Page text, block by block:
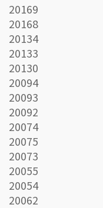
20169
20168
20134
20133
20130
20094
20093
20092
20074
20075
20073
20055
20054
20062